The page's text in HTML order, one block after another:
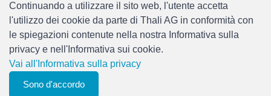
Filtri
Smart Home
Giocattoli
Travel
Continuando a utilizzare il sito web, l'utente accetta
l'utilizzo dei cookie da parte di Thali AG in conformità con
le spiegazioni contenute nella nostra Informativa sulla
privacy e nell'Informativa sui cookie.
Vai all'Informativa sulla privacy
Sono d'accordo